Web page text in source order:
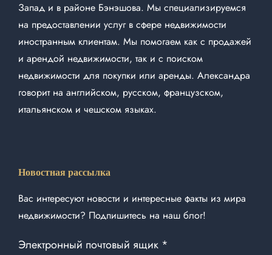
Запад и в районе Бэнэшова. Мы специализируемся
на предоставлении услуг в сфере недвижимости
иностранным клиентам. Мы помогаем как с продажей
и арендой недвижимости, так и с поиском
недвижимости для покупки или аренды. Александра
говорит на английском, русском, французском,
итальянском и чешском языках.
Новостная рассылка
Вас интересуют новости и интересные факты из мира
недвижимости? Подпишитесь на наш блог!
Электронный почтовый ящик *